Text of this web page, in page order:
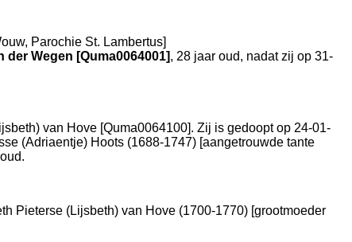
Parochie St. Lambertus]
Wegen [Quma0064001], 28 jaar oud, nadat zij op 31-
van Hove [Quma0064100]. Zij is gedoopt op 24-01-
(Adriaentje) Hoots (1688-1747) [aangetrouwde tante
Pieterse (Lijsbeth) van Hove (1700-1770) [grootmoeder